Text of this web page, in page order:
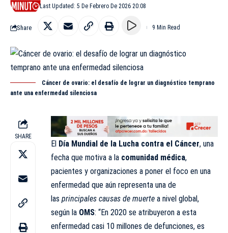
Last Updated: 5 De Febrero De 2026 20:08
Share 9 Min Read
Cáncer de ovario: el desafío de lograr un diagnóstico temprano
ante una enfermedad silenciosa
SHARE
El Día Mundial de la Lucha contra el Cáncer, una
fecha que motiva a la comunidad médica,
pacientes y organizaciones a poner el foco en una
enfermedad que aún representa una de
las principales causas de muerte a nivel global,
según la OMS: “En 2020 se atribuyeron a esta
enfermedad casi 10 millones de defunciones, es